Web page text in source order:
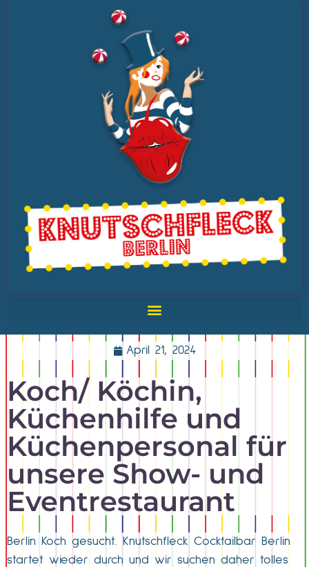
April 21, 2024
Koch/ Köchin,
Küchenhilfe und
Küchenpersonal für
unsere Show- und
Eventrestaurant
Berlin Koch gesucht. Knutschfleck Cocktailbar Berlin
startet wieder durch und wir suchen daher tolles